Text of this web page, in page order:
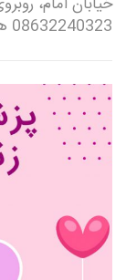
08632240323‌ همراه گرامی چنانچه سابقه ی مراجعه به…